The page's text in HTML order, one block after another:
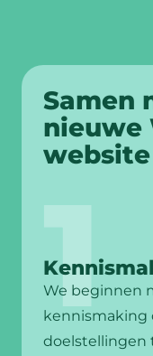
Samen
nieuwe
We beginnen
kennismaking
doelstellingen